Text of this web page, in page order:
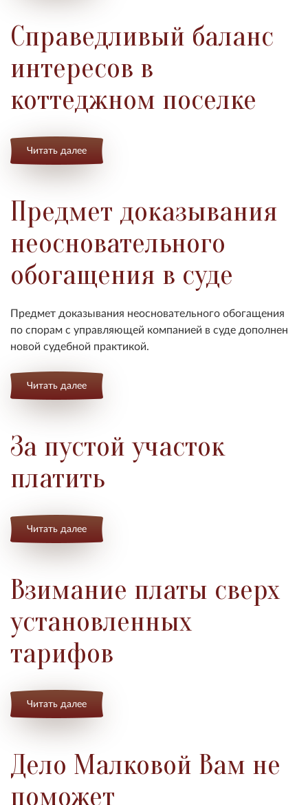
Справедливый баланс
интересов в
коттеджном поселке
Читать далее
Предмет доказывания
неосновательного
обогащения в суде
Предмет доказывания неосновательного обогащения
по спорам с управляющей компанией в суде дополнен
новой судебной практикой.
Читать далее
За пустой участок
платить
Читать далее
Взимание платы сверх
установленных
тарифов
Читать далее
Дело Малковой Вам не
поможет